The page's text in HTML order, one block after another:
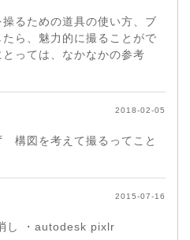
るための道具の使い方、ブ
ら、魅力的に撮ることがで
っては、なかなかの参考
2018-02-05
構図を考えて撮るってこと
2015-07-16
し ・autodesk pixlr